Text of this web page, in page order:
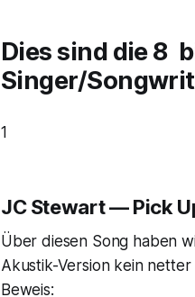
Dies sind die 8
Singer/
1
JC Stewart — Pick
Über diesen Song haben
Akustik-Version kein netter
Beweis: